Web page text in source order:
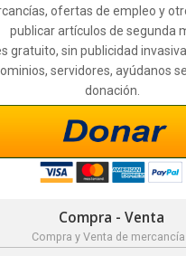
ofertas de empleo y
publicar artículos de segunda
gratuito, sin publicidad
servidores, ayúdanos
donación.
Compra - Venta
Compra y Venta de